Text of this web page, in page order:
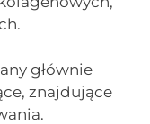
głównie
znajdujące